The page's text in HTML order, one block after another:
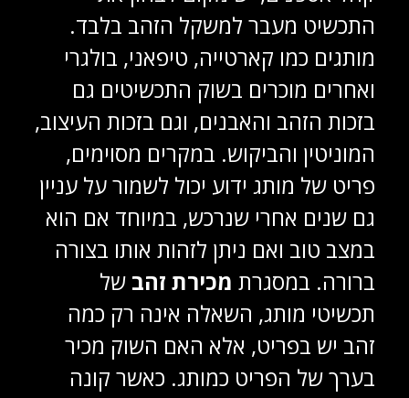
התכשיט מעבר למשקל הזהב בלבד.
מותגים כמו קארטייה, טיפאני, בולגרי
ואחרים מוכרים בשוק התכשיטים גם
בזכות הזהב והאבנים, וגם בזכות העיצוב,
המוניטין והביקוש. במקרים מסוימים,
פריט של מותג ידוע יכול לשמור על עניין
גם שנים אחרי שנרכש, במיוחד אם הוא
במצב טוב ואם ניתן לזהות אותו בצורה
ברורה. במסגרת מכירת זהב של
תכשיטי מותג, השאלה אינה רק כמה
זהב יש בפריט, אלא האם השוק מכיר
בערך של הפריט כמותג. כאשר קונה